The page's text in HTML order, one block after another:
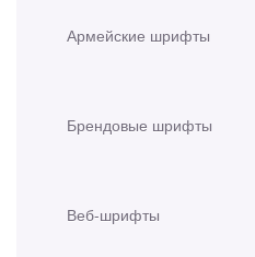
Армейские шрифты
Брендовые шрифты
Веб-шрифты